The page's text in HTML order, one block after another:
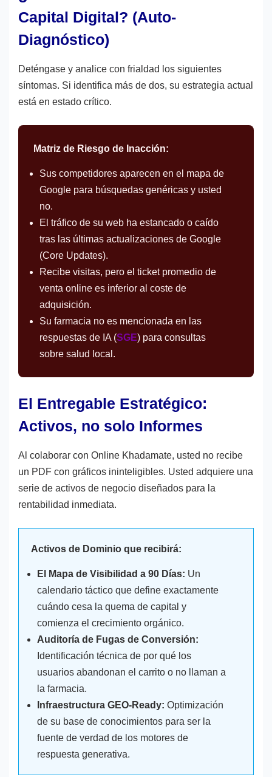
Capital Digital? (Auto-
Diagnóstico)
Deténgase y analice con frialdad los siguientes
síntomas. Si identifica más de dos, su estrategia actual
está en estado crítico.
Matriz de Riesgo de Inacción:
Sus competidores aparecen en el mapa de
Google para búsquedas genéricas y usted
no.
El tráfico de su web ha estancado o caído
tras las últimas actualizaciones de Google
(Core Updates).
Recibe visitas, pero el ticket promedio de
venta online es inferior al coste de
adquisición.
Su farmacia no es mencionada en las
respuestas de IA (SGE) para consultas
sobre salud local.
El Entregable Estratégico:
Activos, no solo Informes
Al colaborar con Online Khadamate, usted no recibe
un PDF con gráficos ininteligibles. Usted adquiere una
serie de activos de negocio diseñados para la
rentabilidad inmediata.
Activos de Dominio que recibirá:
El Mapa de Visibilidad a 90 Días: Un
calendario táctico que define exactamente
cuándo cesa la quema de capital y
comienza el crecimiento orgánico.
Auditoría de Fugas de Conversión:
Identificación técnica de por qué los
usuarios abandonan el carrito o no llaman a
la farmacia.
Infraestructura GEO-Ready: Optimización
de su base de conocimientos para ser la
fuente de verdad de los motores de
respuesta generativa.